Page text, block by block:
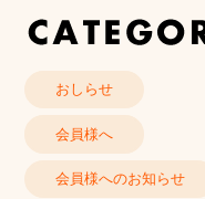
おしらせ
会員様へ
会員様へのお知らせ